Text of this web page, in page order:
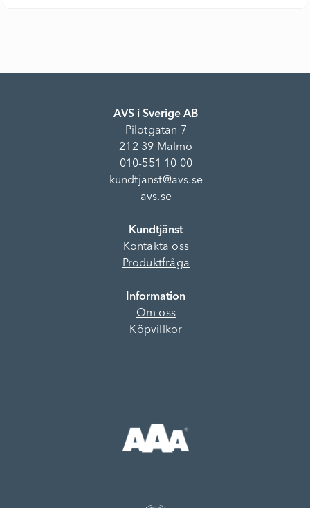
AVS i Sverige AB
Pilotgatan 7
212 39 Malmö
010-551 10 00
kundtjanst@avs.se
avs.se
Kundtjänst
Kontakta oss
Produktfråga
Information
Om oss
Köpvillkor